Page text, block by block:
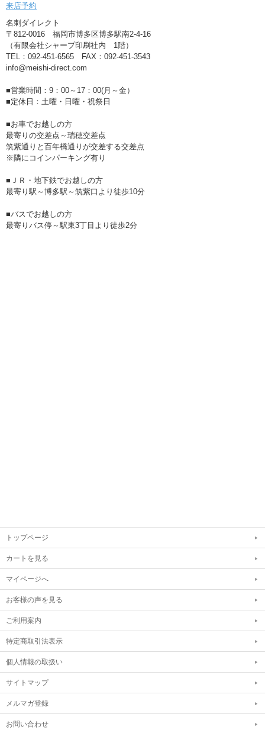
来店予約
名刺ダイレクト
〒812-0016 福岡市博多区博多駅南2-4-16
（有限会社シャープ印刷社内 1階）
TEL：092-451-6565 FAX：092-451-3543
info@meishi-direct.com
■営業時間：9：00～17：00(月～金）
■定休日：土曜・日曜・祝祭日
■お車でお越しの方
最寄りの交差点～瑞穂交差点
筑紫通りと百年橋通りが交差する交差点
※隣にコインパーキング有り
■ＪＲ・地下鉄でお越しの方
最寄り駅～博多駅～筑紫口より徒歩10分
■バスでお越しの方
最寄りバス停～駅東3丁目より徒歩2分
トップページ
カートを見る
マイページへ
お客様の声を見る
ご利用案内
特定商取引法表示
個人情報の取扱い
サイトマップ
メルマガ登録
お問い合わせ